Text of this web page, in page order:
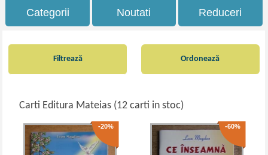
Categorii Noutati Reduceri
Filtrează
Carti Editura Mateias (12 carti in stoc)
Ordonează
-20% -60%